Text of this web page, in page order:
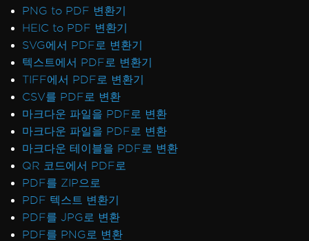
PNG to PDF 변환기
HEIC to PDF 변환기
SVG에서 PDF로 변환기
텍스트에서 PDF로 변환기
TIFF에서 PDF로 변환기
CSV를 PDF로 변환
마크다운 파일을 PDF로 변환
마크다운 파일을 PDF로 변환
마크다운 테이블을 PDF로 변환
QR 코드에서 PDF로
PDF를 ZIP으로
PDF 텍스트 변환기
PDF를 JPG로 변환
PDF를 PNG로 변환